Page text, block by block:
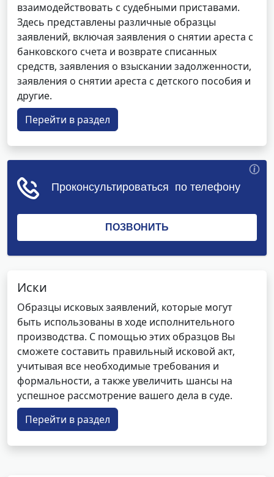
взаимодействовать с судебными приставами.
Здесь представлены различные образцы
заявлений, включая заявления о снятии ареста с
банковского счета и возврате списанных
средств, заявления о взыскании задолженности,
заявления о снятии ареста с детского пособия и
другие.
Перейти в раздел
Иски
Образцы исковых заявлений, которые могут
быть использованы в ходе исполнительного
производства. С помощью этих образцов Вы
сможете составить правильный исковой акт,
учитывая все необходимые требования и
формальности, а также увеличить шансы на
успешное рассмотрение вашего дела в суде.
Перейти в раздел